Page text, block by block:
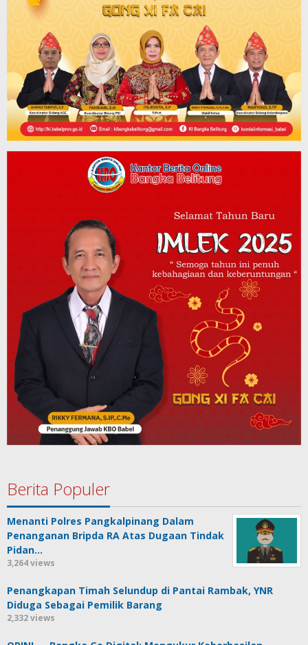
Berita Populer
Menanti Polres Pangkalpinang Dalam
Penanganan Bripda RA Atas Dugaan Tindak
Pidan…
3,264 views
Penangkapan Timah Selundup di Pantai Rambak, YNR
Diduga Sebagai Pemilik Barang
2,332 views